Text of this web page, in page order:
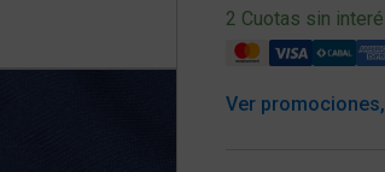
2 Cuotas sin
Ver